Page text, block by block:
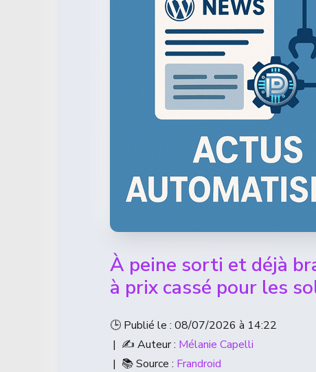
À peine sorti et déjà
à prix cassé pour les
🕒 Publié le : 08/07/2026 à 14:22
| ✍️ Auteur : Mélanie Capelli
| 📚 Source : Frandroid